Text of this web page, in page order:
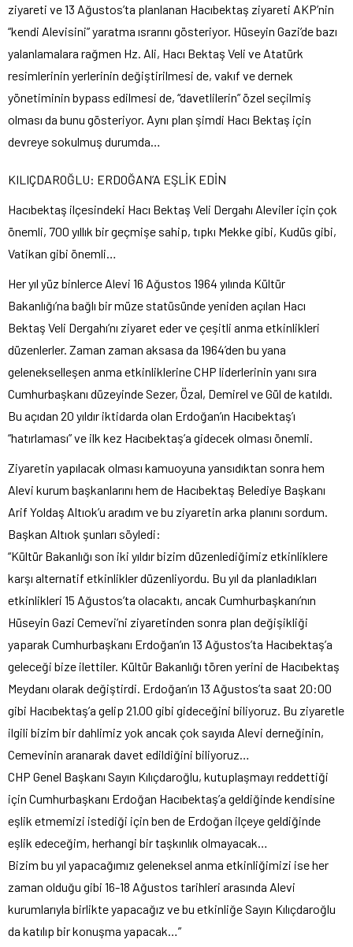
ziyareti ve 13 Ağustos’ta planlanan Hacıbektaş ziyareti AKP’nin
“kendi Alevisini” yaratma ısrarını gösteriyor. Hüseyin Gazi’de bazı
yalanlamalara rağmen Hz. Ali, Hacı Bektaş Veli ve Atatürk
resimlerinin yerlerinin değiştirilmesi de, vakıf ve dernek
yönetiminin bypass edilmesi de, “davetlilerin” özel seçilmiş
olması da bunu gösteriyor. Aynı plan şimdi Hacı Bektaş için
devreye sokulmuş durumda…
KILIÇDAROĞLU: ERDOĞAN’A EŞLİK EDİN
Hacıbektaş ilçesindeki Hacı Bektaş Veli Dergahı Aleviler için çok
önemli, 700 yıllık bir geçmişe sahip, tıpkı Mekke gibi, Kudüs gibi,
Vatikan gibi önemli…
Her yıl yüz binlerce Alevi 16 Ağustos 1964 yılında Kültür
Bakanlığı’na bağlı bir müze statüsünde yeniden açılan Hacı
Bektaş Veli Dergahı’nı ziyaret eder ve çeşitli anma etkinlikleri
düzenlerler. Zaman zaman aksasa da 1964’den bu yana
gelenekselleşen anma etkinliklerine CHP liderlerinin yanı sıra
Cumhurbaşkanı düzeyinde Sezer, Özal, Demirel ve Gül de katıldı.
Bu açıdan 20 yıldır iktidarda olan Erdoğan’ın Hacıbektaş’ı
“hatırlaması” ve ilk kez Hacıbektaş’a gidecek olması önemli.
Ziyaretin yapılacak olması kamuoyuna yansıdıktan sonra hem
Alevi kurum başkanlarını hem de Hacıbektaş Belediye Başkanı
Arif Yoldaş Altıok’u aradım ve bu ziyaretin arka planını sordum.
Başkan Altıok şunları söyledi:
“Kültür Bakanlığı son iki yıldır bizim düzenlediğimiz etkinliklere
karşı alternatif etkinlikler düzenliyordu. Bu yıl da planladıkları
etkinlikleri 15 Ağustos’ta olacaktı, ancak Cumhurbaşkanı’nın
Hüseyin Gazi Cemevi’ni ziyaretinden sonra plan değişikliği
yaparak Cumhurbaşkanı Erdoğan’ın 13 Ağustos’ta Hacıbektaş’a
geleceği bize ilettiler. Kültür Bakanlığı tören yerini de Hacıbektaş
Meydanı olarak değiştirdi. Erdoğan’ın 13 Ağustos’ta saat 20:00
gibi Hacıbektaş’a gelip 21.00 gibi gideceğini biliyoruz. Bu ziyaretle
ilgili bizim bir dahlimiz yok ancak çok sayıda Alevi derneğinin,
Cemevinin aranarak davet edildiğini biliyoruz…
CHP Genel Başkanı Sayın Kılıçdaroğlu, kutuplaşmayı reddettiği
için Cumhurbaşkanı Erdoğan Hacıbektaş’a geldiğinde kendisine
eşlik etmemizi istediği için ben de Erdoğan ilçeye geldiğinde
eşlik edeceğim, herhangi bir taşkınlık olmayacak…
Bizim bu yıl yapacağımız geleneksel anma etkinliğimizi ise her
zaman olduğu gibi 16-18 Ağustos tarihleri arasında Alevi
kurumlarıyla birlikte yapacağız ve bu etkinliğe Sayın Kılıçdaroğlu
da katılıp bir konuşma yapacak…”